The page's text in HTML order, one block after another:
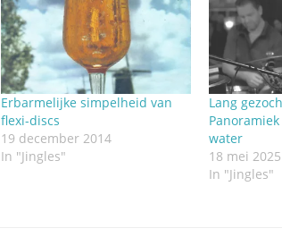
Erbarmelijke simpelheid van
flexi-discs
19 december 2014
In "Jingles"
Lang
water
18 mei 2025
In "Jingles"